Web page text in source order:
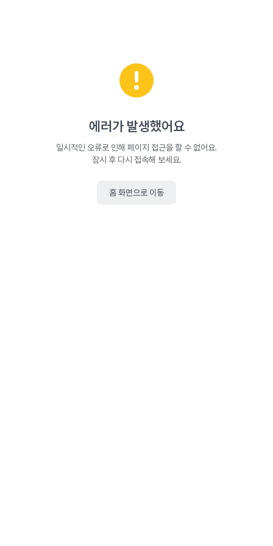
에러가 발생했어요
일시적인 오류로 인해 페이지 접근을 할 수 없어요.
잠시 후 다시 접속해 보세요.
홈 화면으로 이동